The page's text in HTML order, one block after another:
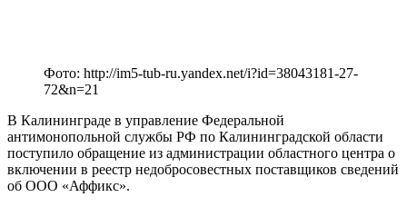
Фото: http://im5-tub-ru.yandex.net/i?id=38043181-27-
72&n=21
В Калининграде в управление Федеральной
антимонопольной службы РФ по Калининградской области
поступило обращение из администрации областного центра о
включении в реестр недобросовестных поставщиков сведений
об ООО «Аффикс».